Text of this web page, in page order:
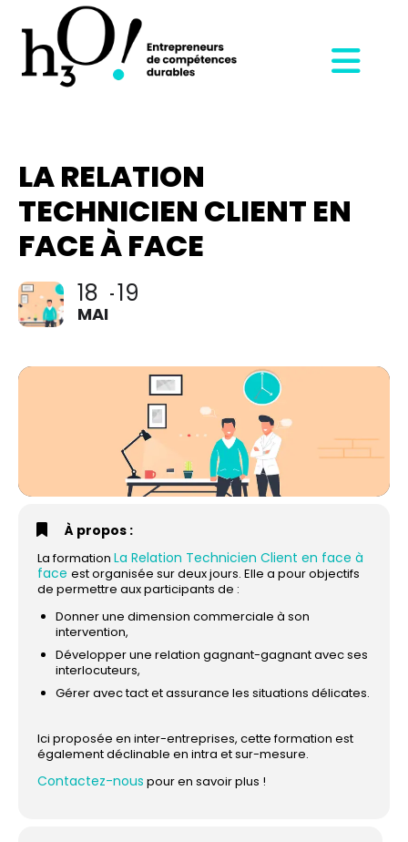
LA RELATION
TECHNICIEN CLIENT EN
FACE À FACE
18
MAI
19
À propos :
La formation La Relation Technicien Client en face à
face est organisée sur deux jours. Elle a pour objectifs
de permettre aux participants de :
Donner une dimension commerciale à son
intervention,
Développer une relation gagnant-gagnant avec ses
interlocuteurs,
Gérer avec tact et assurance les situations délicates.
Ici proposée en inter-entreprises, cette formation est
également déclinable en intra et sur-mesure.
Contactez-nous pour en savoir plus !